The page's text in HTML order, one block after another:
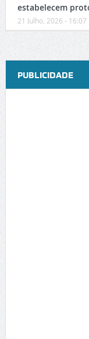
estabelecem
21 Julho, 2026 - 16:07
PUBLICIDADE